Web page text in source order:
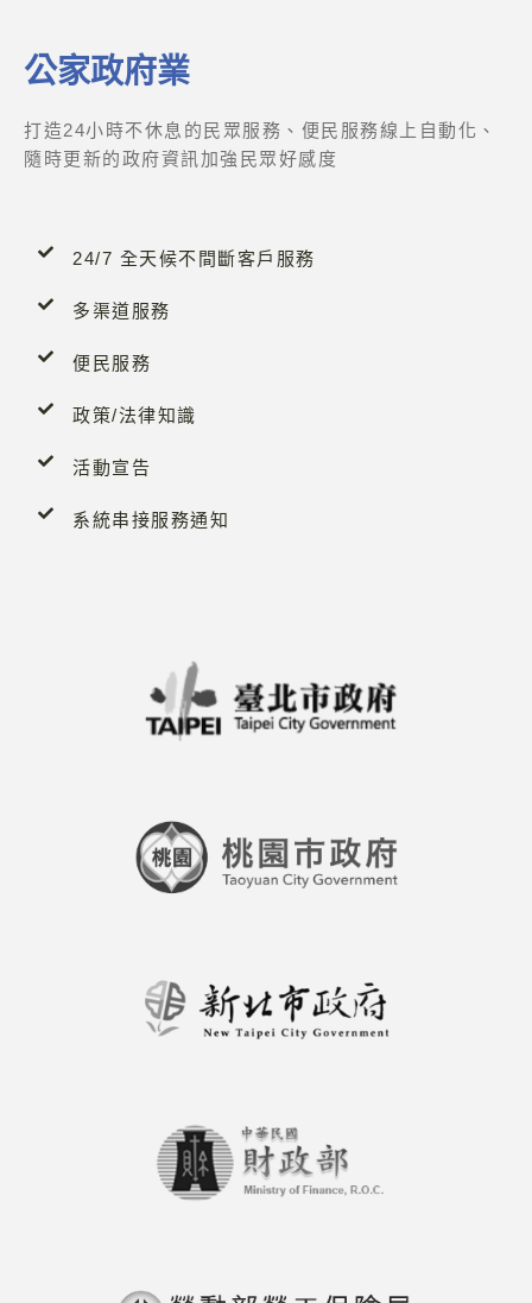
公家政府業
打造24小時不休息的民眾服務、便民服務線上自動化、
隨時更新的政府資訊加強民眾好感度
24/7 全天候不間斷客戶服務
多渠道服務
便民服務
政策/法律知識
活動宣告
系統串接服務通知